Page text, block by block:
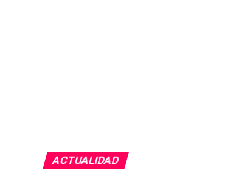
ACTUALIDAD